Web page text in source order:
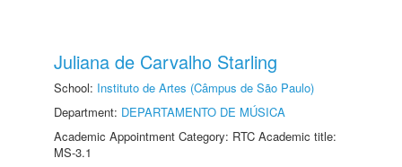
Juliana de Carvalho Starling
School: Instituto de Artes (Câmpus de São Paulo)
Department: DEPARTAMENTO DE MÚSICA
Academic Appointment Category: RTC Academic title:
MS-3.1